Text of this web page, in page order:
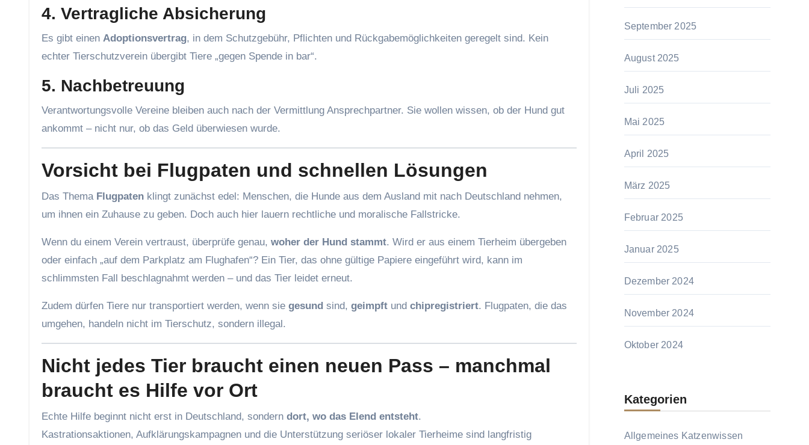
4. Vertragliche Absicherung
Es gibt einen Adoptionsvertrag, in dem Schutzgebühr, Pflichten und Rückgabemöglichkeiten geregelt sind. Kein
echter Tierschutzverein übergibt Tiere „gegen Spende in bar“.
5. Nachbetreuung
Verantwortungsvolle Vereine bleiben auch nach der Vermittlung Ansprechpartner. Sie wollen wissen, ob der Hund gut
ankommt – nicht nur, ob das Geld überwiesen wurde.
Vorsicht bei Flugpaten und schnellen Lösungen
Das Thema Flugpaten klingt zunächst edel: Menschen, die Hunde aus dem Ausland mit nach Deutschland nehmen,
um ihnen ein Zuhause zu geben. Doch auch hier lauern rechtliche und moralische Fallstricke.
Wenn du einem Verein vertraust, überprüfe genau, woher der Hund stammt. Wird er aus einem Tierheim übergeben
oder einfach „auf dem Parkplatz am Flughafen“? Ein Tier, das ohne gültige Papiere eingeführt wird, kann im
schlimmsten Fall beschlagnahmt werden – und das Tier leidet erneut.
Zudem dürfen Tiere nur transportiert werden, wenn sie gesund sind, geimpft und chipregistriert. Flugpaten, die das
umgehen, handeln nicht im Tierschutz, sondern illegal.
Nicht jedes Tier braucht einen neuen Pass – manchmal
braucht es Hilfe vor Ort
Echte Hilfe beginnt nicht erst in Deutschland, sondern dort, wo das Elend entsteht.
Kastrationsaktionen, Aufklärungskampagnen und die Unterstützung seriöser lokaler Tierheime sind langfristig
September 2025
August 2025
Juli 2025
Mai 2025
April 2025
März 2025
Februar 2025
Januar 2025
Dezember 2024
November 2024
Oktober 2024
Kategorien
Allgemeines Katzenwissen